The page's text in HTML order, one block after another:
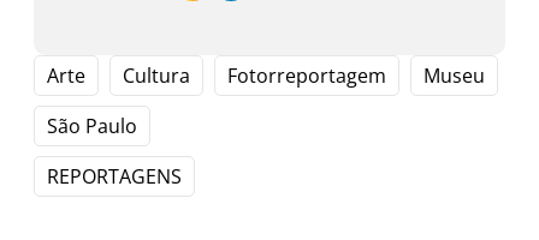
Arte Cultura Fotorreportagem
Museu
São Paulo
REPORTAGENS